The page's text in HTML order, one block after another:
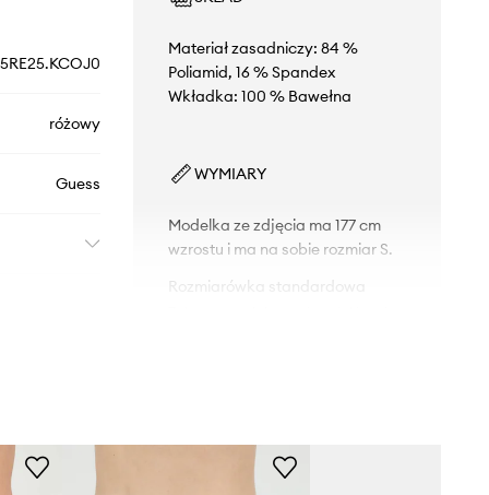
różowy
Guess
Materiał zasadniczy: 84 %
Poliamid, 16 % Spandex
Wkładka: 100 % Bawełna
WYMIARY
Modelka ze zdjęcia ma 177 cm
wzrostu i ma na sobie rozmiar S.
Rozmiarówka standardowa